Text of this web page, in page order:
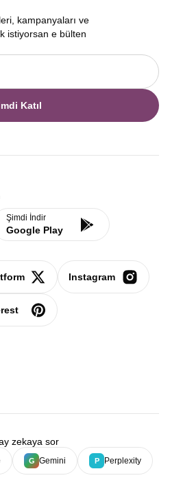
kampanyaları ve
istiyorsan e bülten
Katıl
Şimdi İndir
Google Play
Instagram
zekaya sor
G Gemini P Perplexity